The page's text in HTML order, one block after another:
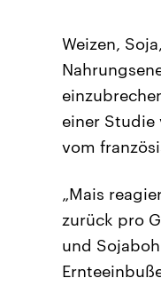
Weizen,
einer Studie
vom
„Mais
zurück pro
und